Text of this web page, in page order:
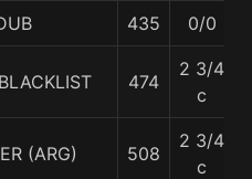
435 0/0
474
2 3/4
c
(ARG) 508
2 3/4
c